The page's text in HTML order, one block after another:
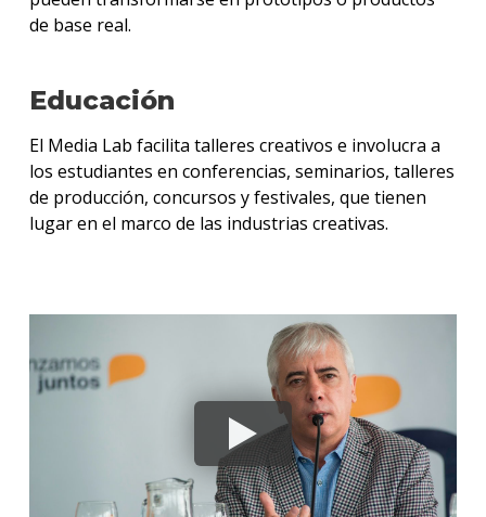
de base real.
Educación
El Media Lab facilita talleres creativos e involucra a
los estudiantes en conferencias, seminarios, talleres
de producción, concursos y festivales, que tienen
lugar en el marco de las industrias creativas.